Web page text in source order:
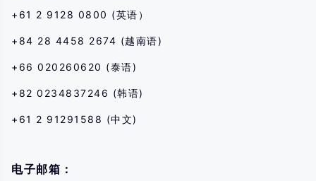
+61 2 9128 0800 (英语）
+84 28 4458 2674 (越南语)
+66 020260620 (泰语)
+82 0234837246 (韩语)
+61 2 91291588 (中文)
电子邮箱：